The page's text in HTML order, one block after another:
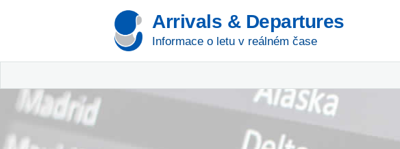
Arrivals & Departures
Informace o letu v reálném čase